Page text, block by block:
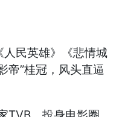
人民英雄》《悲情城
帝”桂冠，风头直逼